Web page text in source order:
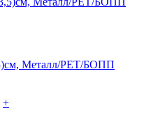
Металл/PET/БОПП
+